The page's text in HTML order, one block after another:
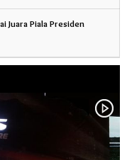
Juara Piala Presiden